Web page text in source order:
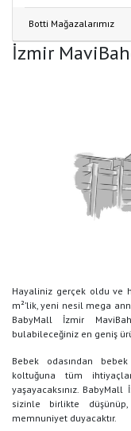
Botti Mağazalarımız
İzmir
Hayaliniz gerçek oldu ve
m²’lik, yeni nesil mega
BabyMall İzmir
bulabileceğiniz en geniş
Bebek odasından
koltuğuna tüm
yaşayacaksınız. BabyMall
sizinle birlikte
memnuniyet duyacaktır.